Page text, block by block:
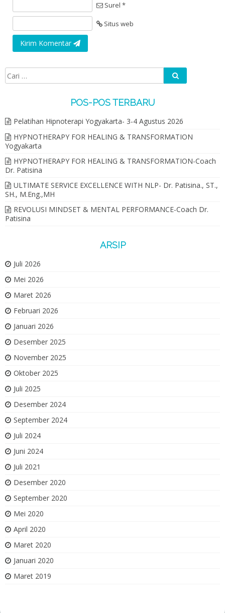
Surel *
Situs web
Kirim Komentar
POS-POS TERBARU
Pelatihan Hipnoterapi Yogyakarta- 3-4 Agustus 2026
HYPNOTHERAPY FOR HEALING & TRANSFORMATION
Yogyakarta
HYPNOTHERAPY FOR HEALING & TRANSFORMATION-Coach
Dr. Patisina
ULTIMATE SERVICE EXCELLENCE WITH NLP- Dr. Patisina., ST.,
SH., M.Eng.,MH
REVOLUSI MINDSET & MENTAL PERFORMANCE-Coach Dr.
Patisina
ARSIP
Juli 2026
Mei 2026
Maret 2026
Februari 2026
Januari 2026
Desember 2025
November 2025
Oktober 2025
Juli 2025
Desember 2024
September 2024
Juli 2024
Juni 2024
Juli 2021
Desember 2020
September 2020
Mei 2020
April 2020
Maret 2020
Januari 2020
Maret 2019